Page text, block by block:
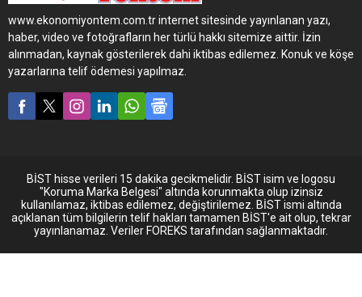
oldu.
www.ekonomiyontem.com.tr internet sitesinde yayınlanan yazı,
haber, video ve fotoğrafların her türlü hakkı sitemize aittir. İzin
alınmadan, kaynak gösterilerek dahi iktibas edilemez. Konuk ve köşe
yazarlarına telif ödemesi yapılmaz.
BİST hisse verileri 15 dakika gecikmelidir. BİST isim ve logosu
"Koruma Marka Belgesi" altında korunmakta olup izinsiz
kullanılamaz, iktibas edilemez, değiştirilemez. BİST ismi altında
açıklanan tüm bilgilerin telif hakları tamamen BİST'e ait olup, tekrar
yayınlanamaz. Veriler FOREKS tarafından sağlanmaktadır.